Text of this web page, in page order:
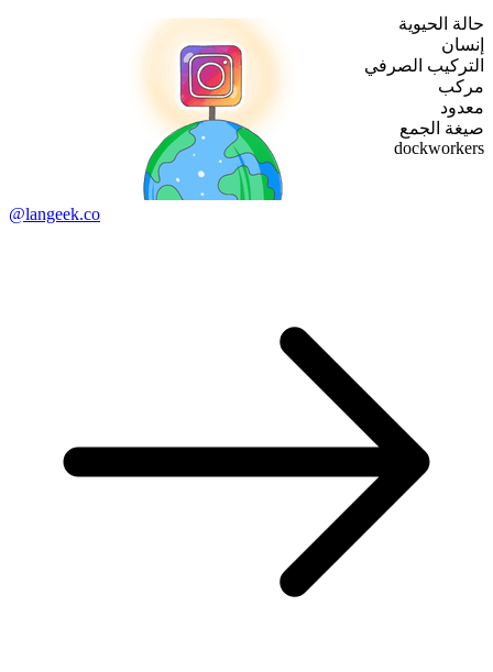
حالة الحيوية
إنسان
التركيب الصرفي
مركب
معدود
صيغة الجمع
dockworkers
@langeek.co